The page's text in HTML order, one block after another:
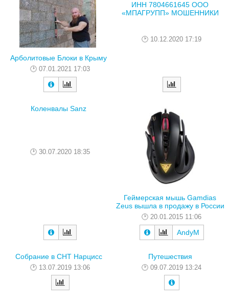
Арболитовые Блоки в Крыму
07.01.2021 17:03
ИНН 7804661645 ООО
«МПАГРУПП» МОШЕННИКИ
10.12.2020 17:19
Коленвалы Sanz
30.07.2020 18:35
Геймерская мышь Gamdias
Zeus вышла в продажу в России
20.01.2015 11:06
AndyM
Собрание в СНТ Нарцисс
13.07.2019 13:06
Путешествия
09.07.2019 13:24